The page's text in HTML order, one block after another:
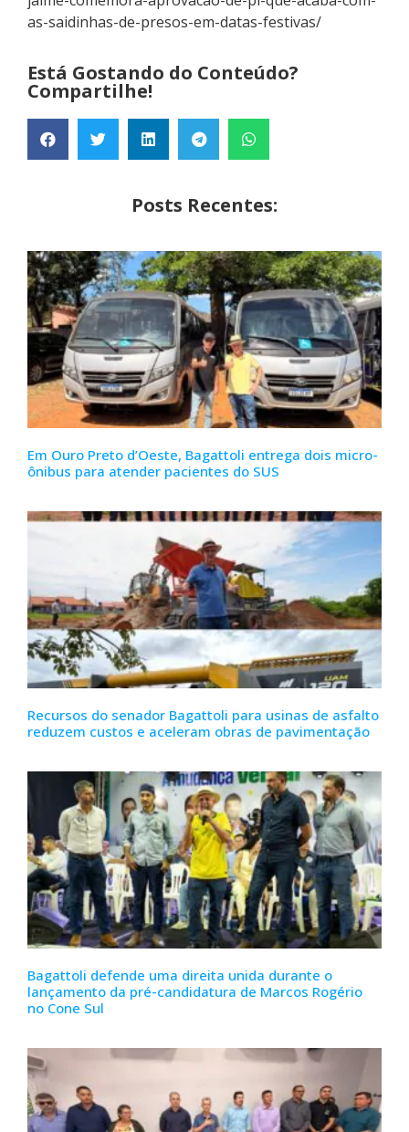
as-saidinhas-de-presos-em-datas-festivas/
Está Gostando do Conteúdo?
Compartilhe!
Posts Recentes:
Em Ouro Preto d’Oeste, Bagattoli entrega dois micro-
ônibus para atender pacientes do SUS
Recursos do senador Bagattoli para usinas de asfalto
reduzem custos e aceleram obras de pavimentação
Bagattoli defende uma direita unida durante o
lançamento da pré-candidatura de Marcos Rogério
no Cone Sul